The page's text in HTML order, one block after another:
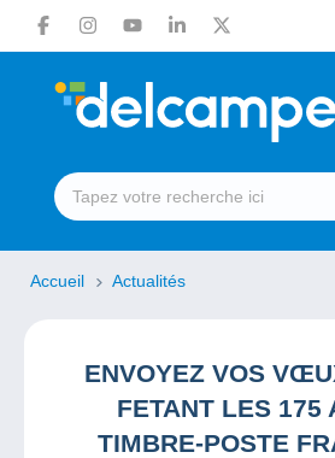
Accueil Actualités
ENVOYEZ VOS
FETANT LES 175
TIMBRE-POSTE